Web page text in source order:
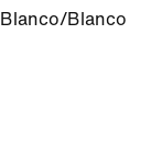
Blanco